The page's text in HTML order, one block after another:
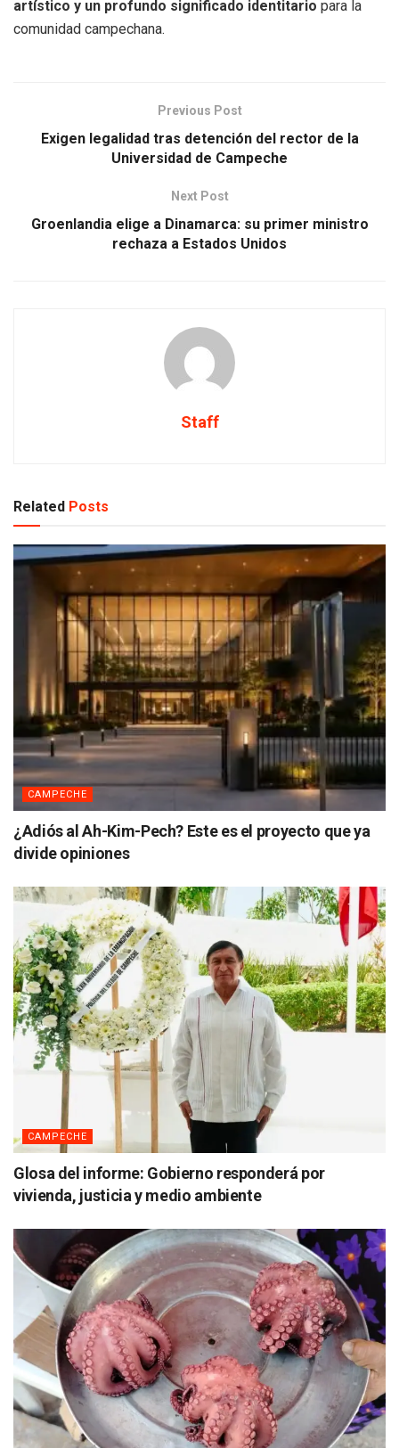
artístico y un profundo significado identitario para la
comunidad campechana.
Previous Post
Exigen legalidad tras detención del rector de la
Universidad de Campeche
Next Post
Groenlandia elige a Dinamarca: su primer ministro
rechaza a Estados Unidos
Staff
Related Posts
CAMPECHE
¿Adiós al Ah-Kim-Pech? Este es el proyecto que ya
divide opiniones
CAMPECHE
Glosa del informe: Gobierno responderá por
vivienda, justicia y medio ambiente